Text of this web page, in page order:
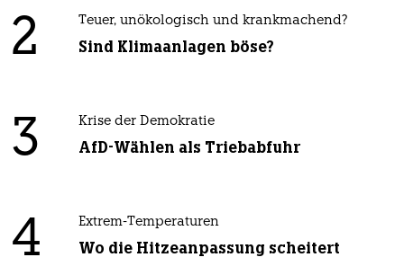
2 Teuer, unökologisch und krankmachend?
Sind Klimaanlagen böse?
3 Krise der Demokratie
AfD-Wählen als Triebabfuhr
4 Extrem-Temperaturen
Wo die Hitzeanpassung scheitert